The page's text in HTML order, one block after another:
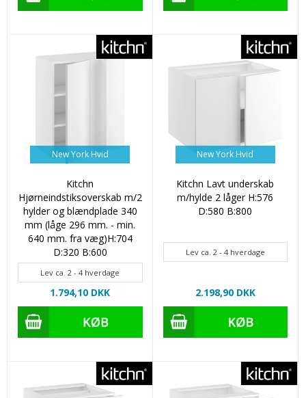
New York Hvid
Kitchn
Hjørneindstiksoverskab m/2
hylder og blændplade 340
mm (låge 296 mm. - min.
640 mm. fra væg)H:704
D:320 B:600
Lev ca. 2 - 4 hverdage
1.794,10 DKK
New York Hvid
Kitchn Lavt underskab
m/hylde 2 låger H:576
D:580 B:800
Lev ca. 2 - 4 hverdage
2.198,90 DKK